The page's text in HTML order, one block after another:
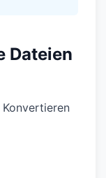
Dateien